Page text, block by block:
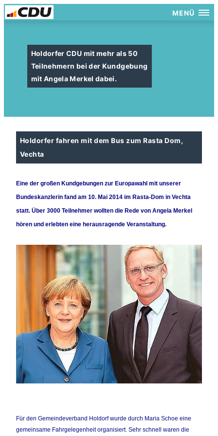
MENÜ
Holdorfer CDU mit mehr als 50
Teilnehmern bei der Kundgebung
mit Angela Merkel dabei.
Holdorfer fahren mit dem Bus zum Rasta Dom,
Vechta
Eine der großen Kundgebungen zur Europawahl mit unserer
Bundeskanzlerin fand am 10. Mai 2014 im Rasta-Dom in Vechta
statt. Über 3000 Teilnehmer wollten die Rede von Angela Merkel
hören und erlebten eine herausragende Veranstaltung.
Für den Gemeindeverband Holdorf wurde durch Maria Schoe eine
gemeinsame Fahrgelegenheit organisiert. Sehr schnell waren die